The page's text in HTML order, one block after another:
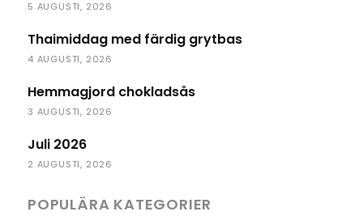
5 AUGUSTI, 2026
Thaimiddag med färdig grytbas
4 AUGUSTI, 2026
Hemmagjord chokladsås
3 AUGUSTI, 2026
Juli 2026
2 AUGUSTI, 2026
POPULÄRA KATEGORIER